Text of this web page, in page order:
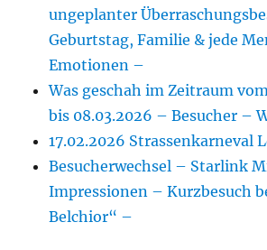
ungeplanter
Geburtstag, Familie & jede
Emotionen –
Was geschah im Zeitraum
bis 08.03.2026 – Besucher –
17.02.2026 Strassenkarneval
Besucherwechsel – Starlink
Impressionen – Kurzbesuch
Belchior“ –